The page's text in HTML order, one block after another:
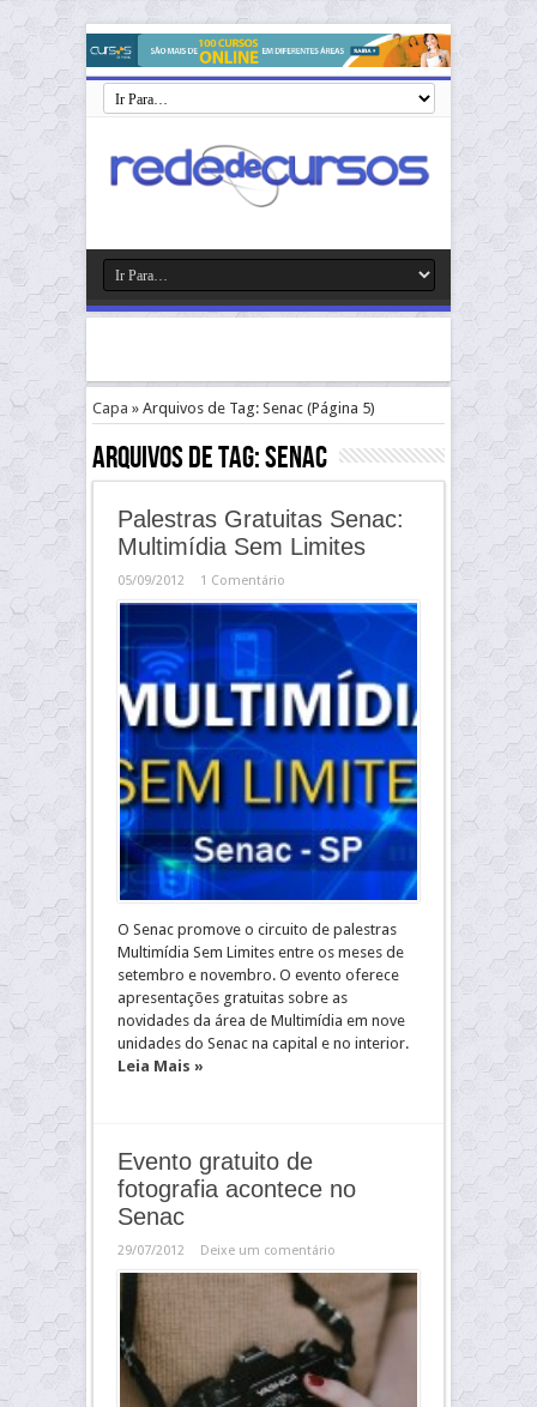
Capa » Arquivos de Tag: Senac (Página 5)
Arquivos de Tag:Senac
Palestras Gratuitas Senac:
Multimídia Sem Limites
05/09/2012 1 Comentário
O Senac promove o circuito de palestras
Multimídia Sem Limites entre os meses de
setembro e novembro. O evento oferece
apresentações gratuitas sobre as
novidades da área de Multimídia em nove
unidades do Senac na capital e no interior.
Leia Mais »
Evento gratuito de
fotografia acontece no
Senac
29/07/2012 Deixe um comentário